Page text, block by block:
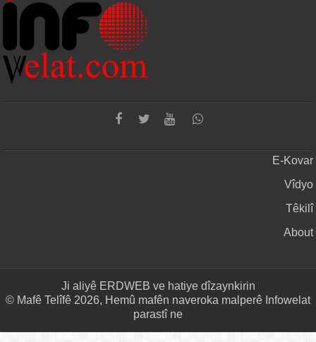
E-Kovar
Vîdyo
Têkilî
About
Ji aliyê ERDWEB ve hatiye dîzaynkirin
© Mafê Telîfê 2026, Hemû mafên naveroka malperê Infowelat
parastî ne